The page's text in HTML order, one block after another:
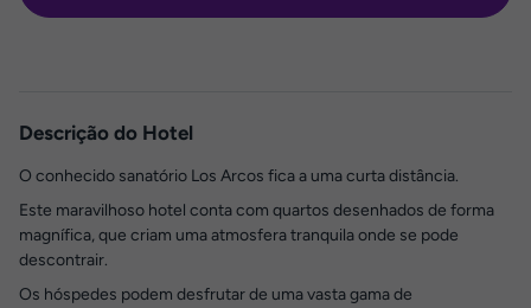
Descrição do Hotel
O conhecido sanatório Los Arcos fica a uma curta distância.
Este maravilhoso hotel conta com quartos desenhados de forma
magnífica, que criam uma atmosfera tranquila onde se pode
descontrair.
Os hóspedes podem desfrutar de uma vasta gama de